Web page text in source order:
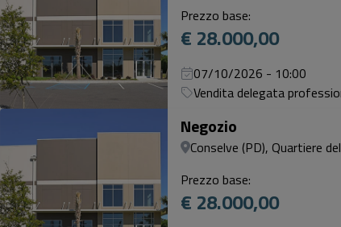
Prezzo base:
€ 28.000,00
07/10/2026 - 10:00
Vendita delegata
Negozio
Conselve (PD), Quartiere
Prezzo base:
€ 28.000,00